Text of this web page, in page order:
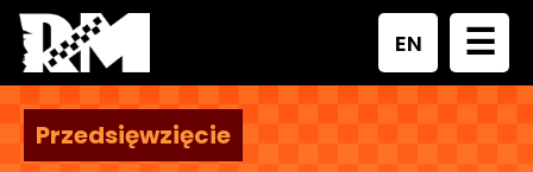
Przedsięwzięcie
☰
EN